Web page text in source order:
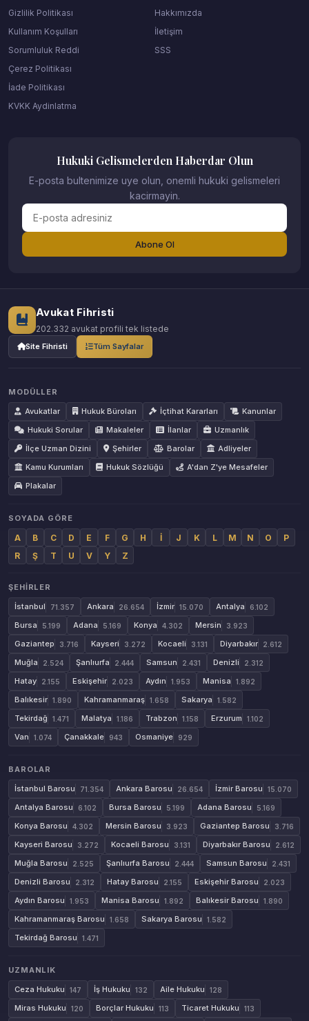
Gizlilik Politikası
Kullanım Koşulları
Sorumluluk Reddi
Çerez Politikası
İade Politikası
KVKK Aydinlatma
Hakkımızda
İletişim
SSS
Hukuki Gelismelerden Haberdar Olun
E-posta bultenimize uye olun, onemli hukuki gelismeleri
kacirmayin.
Abone Ol
Avukat Fihristi
202.332 avukat profili tek listede
Site Fihristi Tüm Sayfalar
MODÜLLER
Avukatlar
Hukuk Büroları İçtihat Kararları
Kanunlar
Hukuki Sorular
Makaleler İlanlar
Uzmanlık
İlçe Uzman Dizini
Şehirler Barolar
Adliyeler
Kamu Kurumları
Hukuk Sözlüğü
A'dan Z'ye Mesafeler
Plakalar
SOYADA GÖRE
A B C D E F G H İ J K L M N O
P
R
Ş T U V Y Z
ŞEHIRLER
İstanbul
71.357 Ankara 26.654 İzmir 15.070 Antalya 6.102
Bursa 5.199 Adana 5.169 Konya 4.302 Mersin 3.923
Gaziantep 3.716 Kayseri 3.272 Kocaeli 3.131 Diyarbakır 2.612
Muğla 2.524 Şanlıurfa 2.444 Samsun 2.431 Denizli 2.312
Hatay 2.155 Eskişehir 2.023 Aydın 1.953 Manisa 1.892
Balıkesir 1.890 Kahramanmaraş 1.658 Sakarya 1.582
Tekirdağ 1.471 Malatya 1.186 Trabzon 1.158 Erzurum 1.102
Van 1.074 Çanakkale 943 Osmaniye 929
BAROLAR
İstanbul Barosu
71.354 Ankara Barosu 26.654 İzmir Barosu 15.070
Antalya Barosu 6.102 Bursa Barosu 5.199 Adana Barosu 5.169
Konya Barosu 4.302 Mersin Barosu 3.923 Gaziantep Barosu 3.716
Kayseri Barosu 3.272 Kocaeli Barosu 3.131 Diyarbakır Barosu 2.612
Muğla Barosu 2.525 Şanlıurfa Barosu 2.444 Samsun Barosu 2.431
Denizli Barosu 2.312 Hatay Barosu 2.155 Eskişehir Barosu 2.023
Aydın Barosu 1.953 Manisa Barosu 1.892 Balıkesir Barosu 1.890
Kahramanmaraş Barosu 1.658 Sakarya Barosu 1.582
Tekirdağ Barosu 1.471
UZMANLIK
Ceza Hukuku
147 İş Hukuku 132 Aile Hukuku 128
Miras Hukuku 120 Borçlar Hukuku 113 Ticaret Hukuku 113